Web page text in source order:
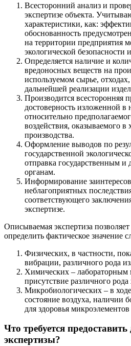
Всесторонний анализ и
экспертизе объекта.
характеристики, как:
обоснованность
на территории предприятия
экологической безопасности
Определяется наличие и
вредоносных веществ на
используемом сырье,
дальнейшей реализации
Производится всесторонняя
достоверность изложенной
относительно
воздействия, оказываемого в
производства.
Оформление выводов по
государственной
отправка государственным и
органам.
Информирование
неблагоприятных
соответствующего
экспертизе.
Описываемая экспертиза
определить фактическое значение
Физических, в частности,
вибрации, различного рода
Химических – лабораторным
присутствие различного
Микробиологических – в
состояние воздуха, наличии
для здоровья
Что требуется
экспертизы?